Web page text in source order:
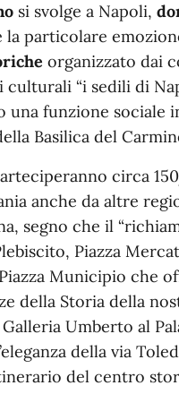
si svolge a Napoli,
la particolare
organizzato dai
culturali “i sedili di
una funzione sociale
Basilica del
circa
anche da altre
segno che il
Piazza
Municipio che
della Storia della
Umberto al
della via
del centro